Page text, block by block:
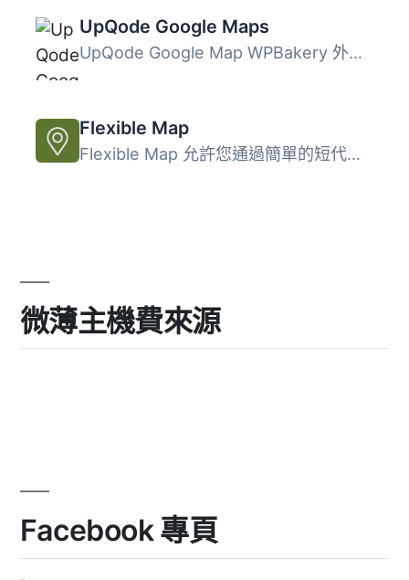
UpQode Google Maps
UpQode Google Map WPBakery 外掛是 WPBakery 中最簡單而強大...
Flexible Map
Flexible Map 允許您通過簡單的短代碼將 Google 地圖添加到 W...
微薄主機費來源
Facebook 專頁